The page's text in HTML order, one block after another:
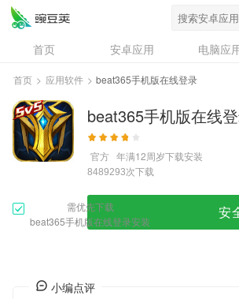
首页 安卓应用 电脑应
资讯
专题
问答
首页 > 应用软件 > beat365手机版在线登录
beat365手机版在线
官方 年满12周岁下载安装
8489293次下载
需优先下载
beat365手机版在线登录安装
安
小编点评